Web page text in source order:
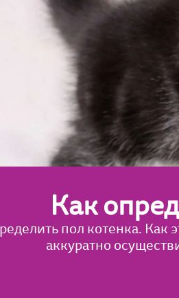
Как
пол котенка. Как
аккуратно